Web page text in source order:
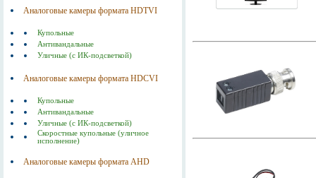
Аналоговые камеры формата HDTVI
Купольные
Антивандальные
Уличные (с ИК-подсветкой)
Аналоговые камеры формата HDСVI
Купольные
Антивандальные
Уличные (с ИК-подсветкой)
Скоростные купольные (уличное
исполнение)
Аналоговые камеры формата AHD